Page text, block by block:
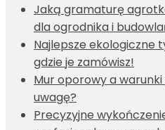
Jaką gramaturę
dla ogrodnika i
Najlepsze ekologiczne
gdzie je zamówisz!
Mur oporowy a
uwagę?
Precyzyjne